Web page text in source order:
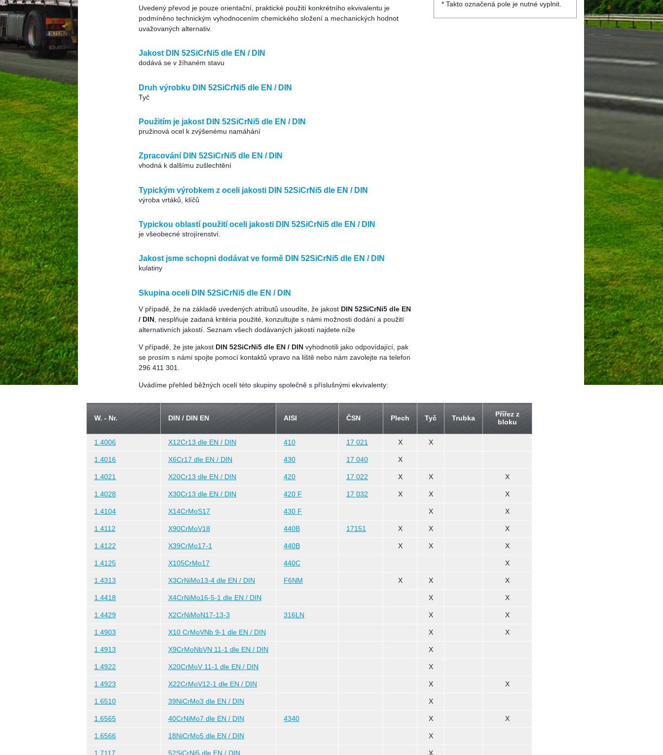
Uvedený převod je pouze orientační, praktické použití konkrétního ekvivalentu je
podmíněno technickým vyhodnocením chemického složení a mechanických hodnot
uvažovaných alternativ.
Jakost DIN 52SiCrNi5 dle EN / DIN
dodává se v žíhaném stavu
Druh výrobku DIN 52SiCrNi5 dle EN / DIN
Tyč
Použitím je jakost DIN 52SiCrNi5 dle EN / DIN
pružinová ocel k zvýšenému namáhání
Zpracování DIN 52SiCrNi5 dle EN / DIN
vhodná k dalšímu zušlechtění
Typickým výrobkem z oceli jakosti DIN 52SiCrNi5 dle EN / DIN
výroba vrtáků, klíčů
Typickou oblastí použití oceli jakosti DIN 52SiCrNi5 dle EN / DIN
je všeobecné strojírenství.
Jakost jsme schopni dodávat ve formě DIN 52SiCrNi5 dle EN / DIN
kulatiny
Skupina oceli DIN 52SiCrNi5 dle EN / DIN
V případě, že na základě uvedených atributů usoudíte, že jakost DIN 52SiCrNi5 dle EN
/ DIN , nesplňuje zadaná kritéria použité, konzultujte s námi možnosti dodání a použití
alternativních jakostí. Seznam všech dodávaných jakostí najdete níže
V případě, že jste jakost DIN 52SiCrNi5 dle EN / DIN vyhodnotili jako odpovídající, pak
se prosím s námi spojte pomocí kontaktů vpravo na liště nebo nám zavolejte na telefon
296 411 301.
Uvádíme přehled běžných ocelí této skupiny společně s příslušnými ekvivalenty:
* Takto označená pole je nutné vyplnit.
W. - Nr. DIN / DIN EN AISI ČSN Plech Tyč Trubka
Přířez z
bloku
1.4006 X12Cr13 dle EN / DIN 410 17 021 X X
1.4016 X6Cr17 dle EN / DIN 430 17 040 X
1.4021 X20Cr13 dle EN / DIN 420 17 022 X X X
1.4028 X30Cr13 dle EN / DIN 420 F 17 032 X X X
1.4104 X14CrMoS17 430 F X X
1.4112 X90CrMoV18 440B 17151 X X X
1.4122 X39CrMo17-1 440B X X X
1.4125 X105CrMo17 440C X
1.4313 X3CrNiMo13-4 dle EN / DIN F6NM X X X
1.4418 X4CrNiMo16-5-1 dle EN / DIN X X
1.4429 X2CrNiMoN17-13-3 316LN X X
1.4903 X10 CrMoVNb 9-1 dle EN / DIN X X
1.4913 X9CrMoNbVN 11-1 dle EN / DIN X
1.4922 X20CrMoV 11-1 dle EN / DIN X
1.4923 X22CrMoV12-1 dle EN / DIN X X
1.6510 39NiCrMo3 dle EN / DIN X
1.6565 40CrNiMo7 dle EN / DIN 4340 X X
1.6566 18NiCrMo5 dle EN / DIN X
1.7117 52SiCrNi5 dle EN / DIN X